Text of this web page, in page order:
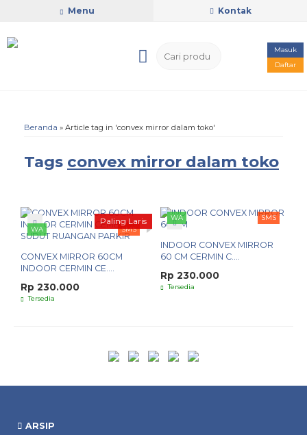
Menu Kontak
Masuk
Daftar
Beranda » Article tag in 'convex mirror dalam toko'
Tags convex mirror dalam toko
Paling Laris
WA SMS
CONVEX MIRROR 60CM
INDOOR CERMIN CE....
Rp 230.000
Tersedia
WA SMS
INDOOR CONVEX MIRROR
60 CM CERMIN C....
Rp 230.000
Tersedia
ARSIP